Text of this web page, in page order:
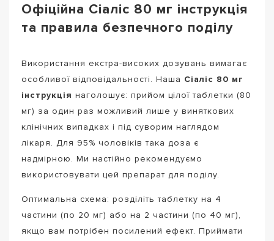
Офіційна Сіаліс 80 мг інструкція
та правила безпечного поділу
Використання екстра-високих дозувань вимагає
особливої відповідальності. Наша Сіаліс 80 мг
інструкція наголошує: прийом цілої таблетки (80
мг) за один раз можливий лише у виняткових
клінічних випадках і під суворим наглядом
лікаря. Для 95% чоловіків така доза є
надмірною. Ми настійно рекомендуємо
використовувати цей препарат для поділу.
Оптимальна схема: розділіть таблетку на 4
частини (по 20 мг) або на 2 частини (по 40 мг),
якщо вам потрібен посилений ефект. Приймати